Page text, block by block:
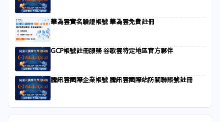
華為雲實名驗證帳號 華為雲免費註冊
GCP帳號註冊服務 谷歌雲特定地區官方夥伴
騰訊雲國際企業帳號 騰訊雲國際站防關聯賬號註冊